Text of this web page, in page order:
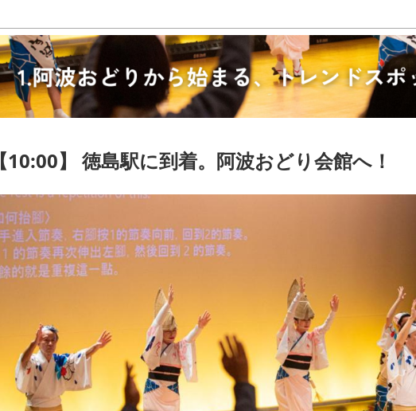
【10:00】 徳島駅に到着。阿波おどり会館へ！